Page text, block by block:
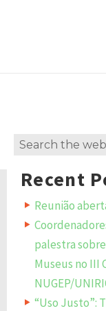
Search
Recent
Reunião
palestra
Museus no III
NUGEP/
“Uso Justo”: